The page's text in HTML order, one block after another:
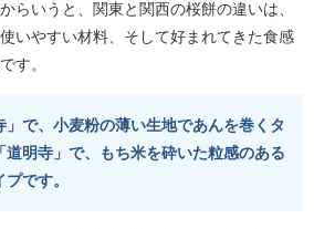
らいうと、関東と関西の桜餅の違いは、
いやすい材料、そして好まれてきた食感
す。
」で、小麦粉の薄い生地であんを巻くタ
道明寺」で、もち米を砕いた粒感のある
です。